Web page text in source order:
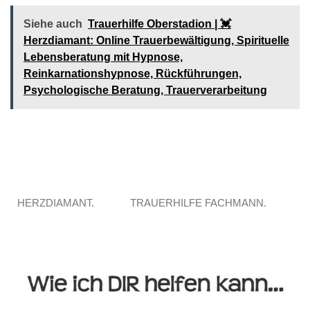
Siehe auch Trauerhilfe Oberstadion | 💓️️
Herzdiamant: Online Trauerbewältigung, Spirituelle
Lebensberatung mit Hypnose,
Reinkarnationshypnose, Rückführungen,
Psychologische Beratung, Trauerverarbeitung
HERZDIAMANT. TRAUERHILFE FACHMANN.